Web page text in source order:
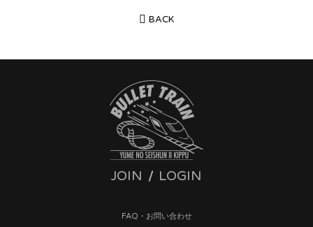
BACK
JOIN LOGIN
FAQ・お問い合わせ